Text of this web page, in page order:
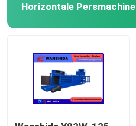
Horizontale Persmachine